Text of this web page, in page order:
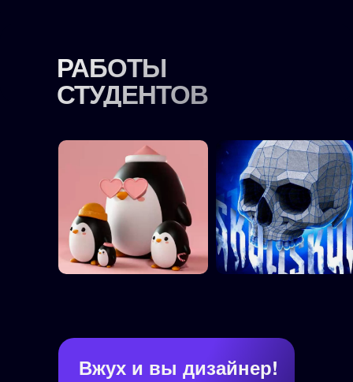
РАБОТЫ
СТУДЕНТОВ
Вжух и вы дизайнер!